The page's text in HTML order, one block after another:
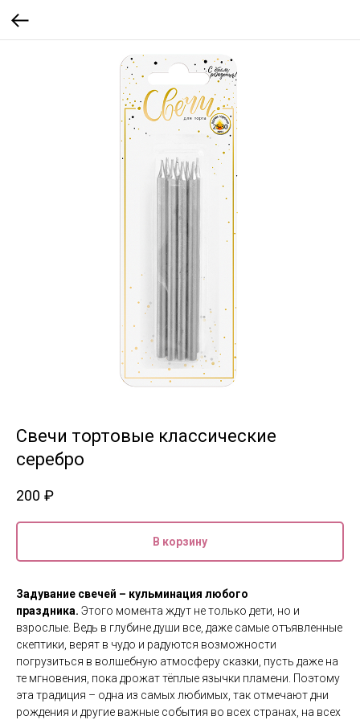
Свечи тортовые классические
серебро
200 ₽
В корзину
Задувание свечей – кульминация любого
праздника. Этого момента ждут не только дети, но и
взрослые. Ведь в глубине души все, даже самые отъявленные
скептики, верят в чудо и радуются возможности
погрузиться в волшебную атмосферу сказки, пусть даже на
те мгновения, пока дрожат тёплые язычки пламени. Поэтому
эта традиция – одна из самых любимых, так отмечают дни
рождения и другие важные события во всех странах, на всех